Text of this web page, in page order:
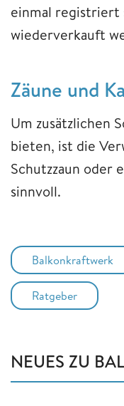
einmal registriert
wiederverkauft
Zäune und
Um zusätzlichen
bieten, ist die
Schutzzaun oder
sinnvoll.
Balkonkraftwerk
Ratgeber
NEUES ZU